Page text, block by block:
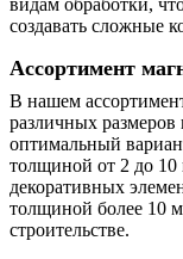
видам обработки,
создавать сложные
Ассортимент
В нашем
различных размеров
оптимальный
толщиной от 2 до 10
декоративных
толщиной более 10
строительстве.